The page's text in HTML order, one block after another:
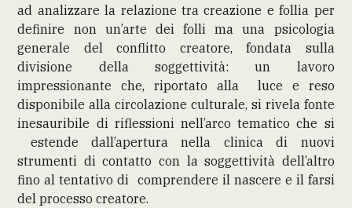
ad analizzare la relazione tra creazione e follia per
definire non un’arte dei folli ma una psicologia
generale del conflitto creatore, fondata sulla
divisione della soggettività: un lavoro
impressionante che, riportato alla luce e reso
disponibile alla circolazione culturale, si rivela fonte
inesauribile di riflessioni nell’arco tematico che si
estende dall’apertura nella clinica di nuovi
strumenti di contatto con la soggettività dell’altro
fino al tentativo di comprendere il nascere e il farsi
del processo creatore.